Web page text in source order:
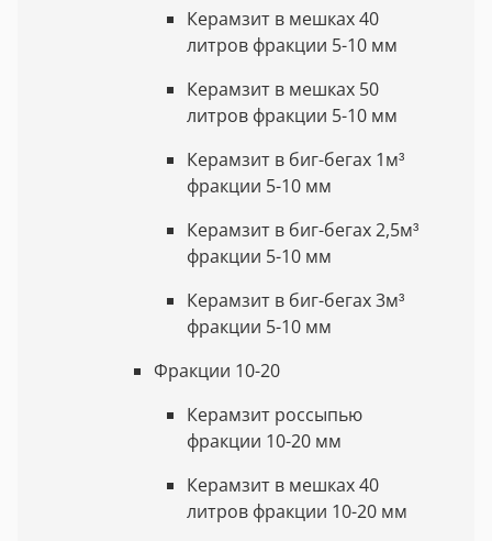
Керамзит в мешках 40
литров фракции 5-10 мм
Керамзит в мешках 50
литров фракции 5-10 мм
Керамзит в биг-бегах 1м³
фракции 5-10 мм
Керамзит в биг-бегах 2,5м³
фракции 5-10 мм
Керамзит в биг-бегах 3м³
фракции 5-10 мм
Фракции 10-20
Керамзит россыпью
фракции 10-20 мм
Керамзит в мешках 40
литров фракции 10-20 мм